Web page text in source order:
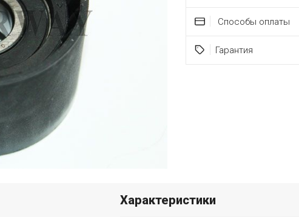
Способы оплаты
Гарантия
Характеристики